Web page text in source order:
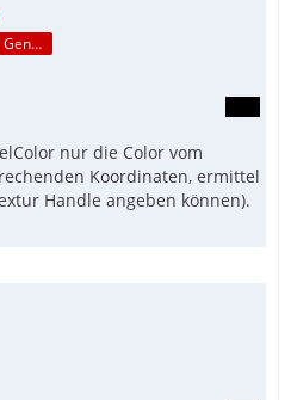
Electronic Swingin' Gentleman
nur die Color vom
Koordinaten, ermittel
Handle angeben können).